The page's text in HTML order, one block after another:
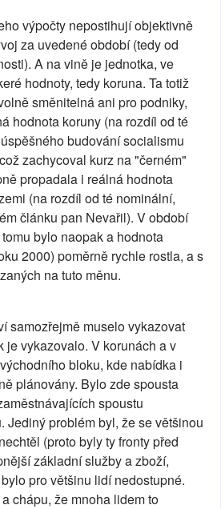
výpočty nepostihují objektivně
za uvedené období (tedy od
A na vině je jednotka, ve
hodnoty, tedy koruna. Ta totiž
směnitelná ani pro podniky,
hodnota koruny (na rozdíl od té
budování socialismu
zachycoval kurz na "černém"
propadala i reálná hodnota
(na rozdíl od té nominální,
článku pan Nevařil). V období
bylo naopak a hodnota
2000) poměrně rychle rostla, a s
na tuto měnu.
samozřejmě muselo vykazovat
je vykazovalo. V korunách a v
bloku, kde nabídka i
plánovány. Bylo zde spousta
spoustu
Jediný problém byl, že se většinou
(proto byly ty fronty před
základní služby a zboží,
pro většinu lidí nedostupné.
chápu, že mnoha lidem to